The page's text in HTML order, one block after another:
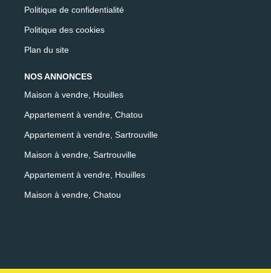
Politique de confidentialité
Politique des cookies
Plan du site
NOS ANNONCES
Maison à vendre, Houilles
Appartement à vendre, Chatou
Appartement à vendre, Sartrouville
Maison à vendre, Sartrouville
Appartement à vendre, Houilles
Maison à vendre, Chatou